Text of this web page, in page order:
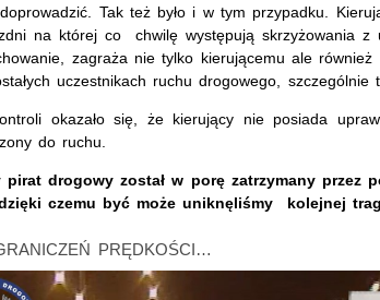
Tak też było i w tym przypadku.
na której co chwilę występują skrzyżowania z
zagraża nie tylko kierującemu ale
uczestnikach ruchu drogowego, szczególnie
okazało się, że kierujący nie posiada
do ruchu.
pirat drogowy został w porę zatrzymany przez
czemu być może uniknęliśmy kolejnej
PRĘDKOŚCI…